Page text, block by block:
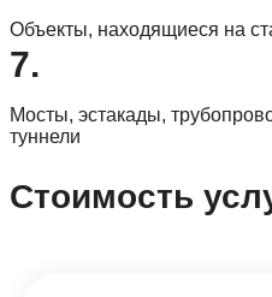
Объекты, находящиеся на
7.
Мосты, эстакады,
туннели
Стоимость